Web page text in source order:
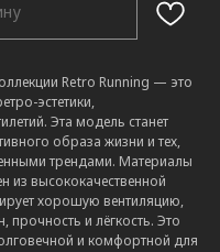
Retro Running — это
эстетики,
Эта модель станет
образа жизни и тех,
трендами. Материалы
из высококачественной
хорошую вентиляцию,
и лёгкость. Это
и комфортной для